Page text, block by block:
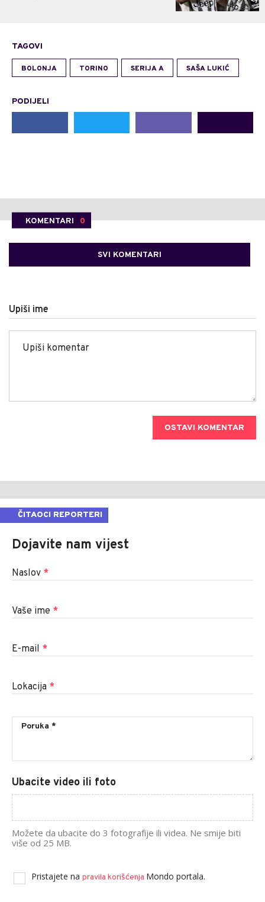
TAGOVI
BOLONJA TORINO SERIJA A SAŠA LUKIĆ
PODIJELI
KOMENTARI 0
SVI KOMENTARI
Upiši ime
OSTAVI KOMENTAR
ČITAOCI REPORTERI
Dojavite nam vijest
Naslov *
Vaše ime *
E-mail *
Lokacija *
Ubacite video ili foto
Možete da ubacite do 3 fotografije ili videa. Ne smije biti
više od 25 MB.
Pristajete na pravila korišćenja Mondo portala.